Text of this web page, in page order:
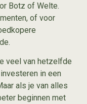
Botz of Welte.
of voor
veel van hetzelfde
in een
als je van alles
beginnen met